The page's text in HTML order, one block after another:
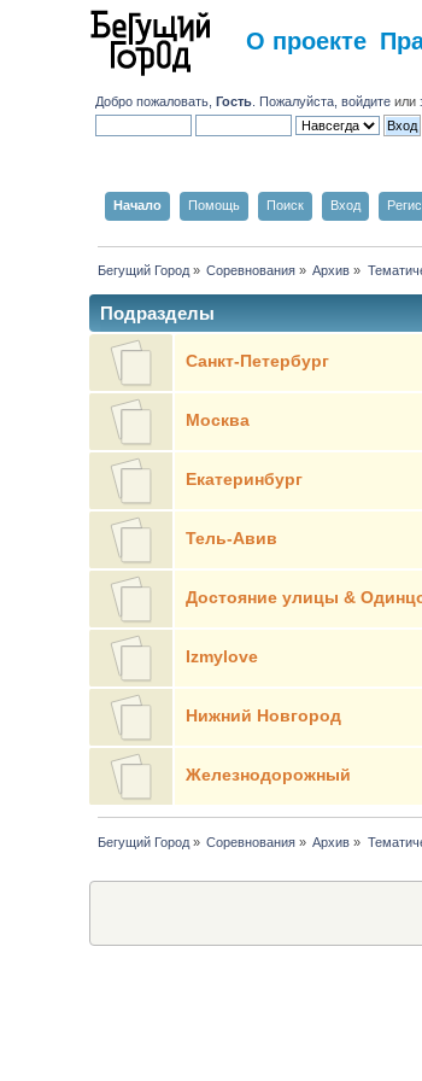
О проекте
Добро пожаловать,Гость . Пожалуйста,войдите или
Начало Помощь Поиск Вход
Бегущий Город» Соревнования» Архив »
Подразделы
Санкт-Петербург
Москва
Екатеринбург
Тель-Авив
Достояние улицы &
Izmylove
Нижний Новгород
Железнодорожный
Бегущий Город» Соревнования» Архив »